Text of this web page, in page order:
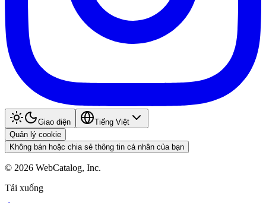
Giao diện
Tiếng Việt
Quản lý cookie
Không bán hoặc chia sẻ thông tin cá nhân của bạn
© 2026 WebCatalog, Inc.
Tải xuống